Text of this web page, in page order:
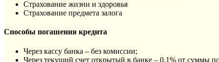
Страхование жизни и здоровья
Страхование предмета залога
Способы погашения кредита
Через кассу банка – без комиссии;
Через текущий счет открытый в банке – 0,1% от суммы